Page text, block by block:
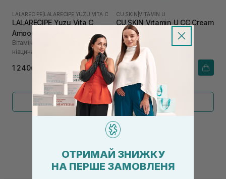
LALARECIPE LALARECIPE YUZU VITA C
LALARECIPE Yuzu Vita C
Ampoule 50 мл
Вітамінна сироватка з
ніацинамідом 5% і екстрактом
1 240₴
CU SKIN |VITAMIN U
CU SKIN Vitamin U CC Cream
SPF 40 7 мл
СС-крем с вітаміном U
258₴
Показати більше
ОТРИМАЙ ЗНИЖКУ
НА ПЕРШЕ ЗАМОВЛЕНЯ